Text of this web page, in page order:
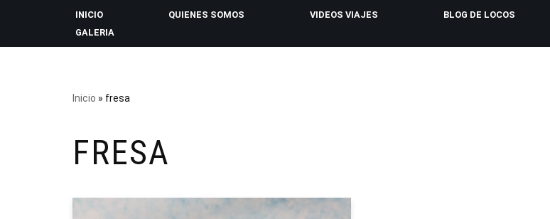
INICIO QUIENES SOMOS VIDEOS VIAJES BLOG DE LOCOS
GALERIA
Inicio » fresa
FRESA